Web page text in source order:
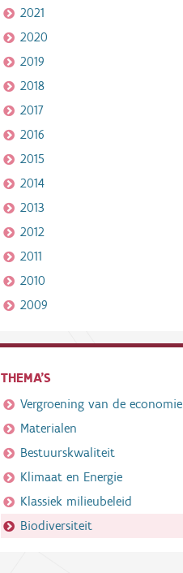
2021
2020
2019
2018
2017
2016
2015
2014
2013
2012
2011
2010
2009
THEMA'S
Vergroening van de economie
Materialen
Bestuurskwaliteit
Klimaat en Energie
Klassiek milieubeleid
Biodiversiteit